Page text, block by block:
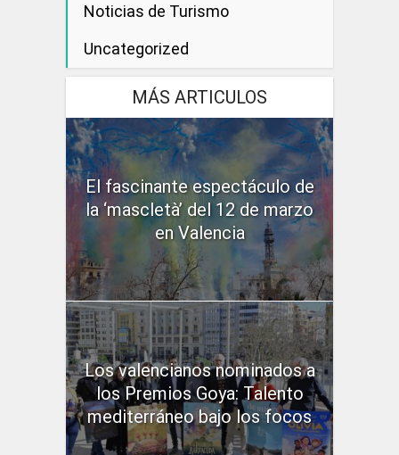
Noticias de Turismo
Uncategorized
MÁS ARTICULOS
El fascinante espectáculo de
la ‘mascletà’ del 12 de marzo
en Valencia
Los valencianos nominados a
los Premios Goya: Talento
mediterráneo bajo los focos